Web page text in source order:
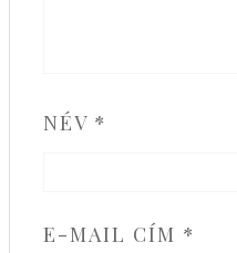
NÉV *
E-MAIL CÍM *